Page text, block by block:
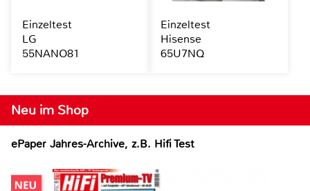
Neu im Shop
ePaper Jahres-Archive, z.B. Hifi Test
Einzeltest
LG
55NANO81
Einzeltest
Hisense
65U7NQ